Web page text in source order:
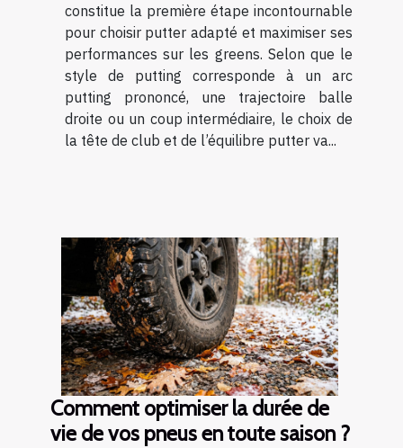
constitue la première étape incontournable
pour choisir putter adapté et maximiser ses
performances sur les greens. Selon que le
style de putting corresponde à un arc
putting prononcé, une trajectoire balle
droite ou un coup intermédiaire, le choix de
la tête de club et de l’équilibre putter va...
Comment optimiser la durée de
vie de vos pneus en toute saison ?